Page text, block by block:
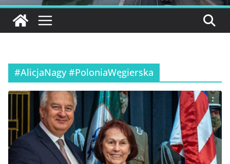
#AlicjaNagy #PoloniaWęgierska